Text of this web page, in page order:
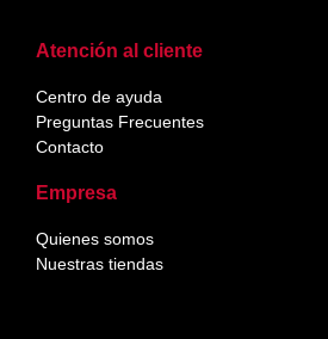
Atención al cliente
Centro de ayuda
Preguntas Frecuentes
Contacto
Empresa
Quienes somos
Nuestras tiendas